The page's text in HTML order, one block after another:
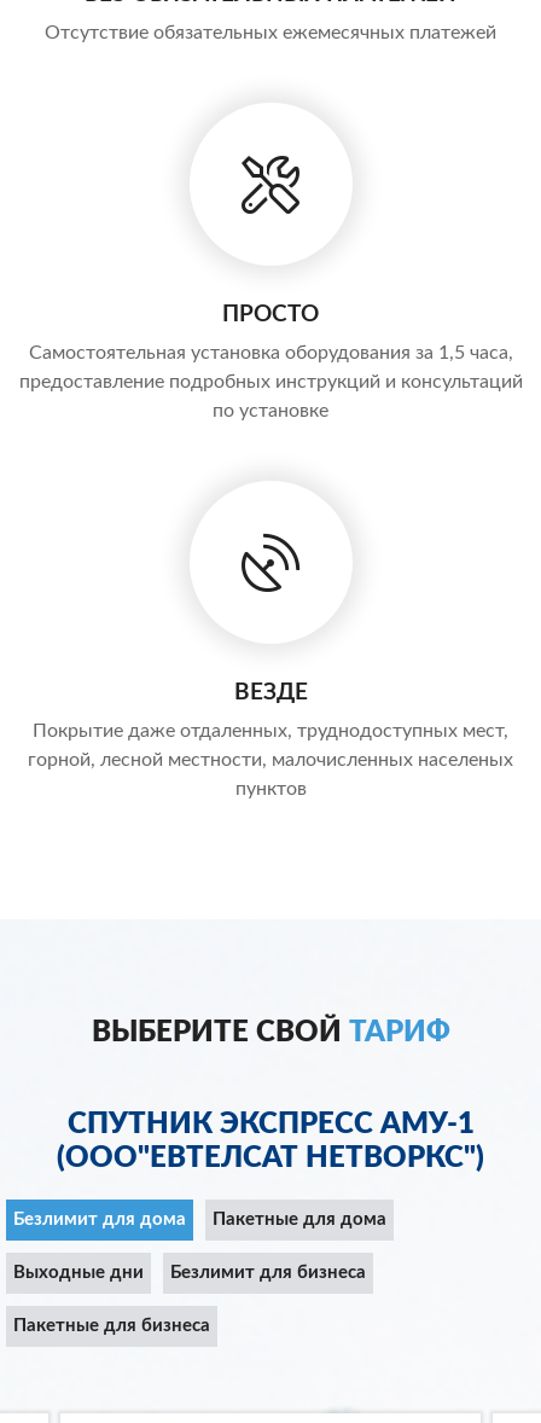
Отсутствие обязательных ежемесячных платежей
ПРОСТО
Самостоятельная установка оборудования за 1,5 часа,
предоставление подробных инструкций и консультаций
по установке
ВЕЗДЕ
Покрытие даже отдаленных, труднодоступных мест,
горной, лесной местности, малочисленных населеных
пунктов
ВЫБЕРИТЕ СВОЙ ТАРИФ
СПУТНИК ЭКСПРЕСС АМУ-1
(ООО"ЕВТЕЛСАТ НЕТВОРКС")
Безлимит для дома Пакетные для дома
Выходные дни Безлимит для бизнеса
Пакетные для бизнеса